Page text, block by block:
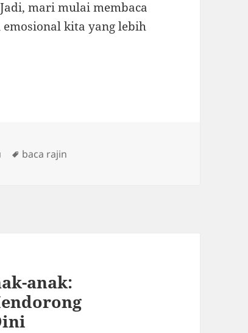
mari mulai membaca
kita yang lebih
Tags
baca rajin
anak: